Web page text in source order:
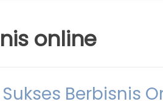
online
Berbisnis